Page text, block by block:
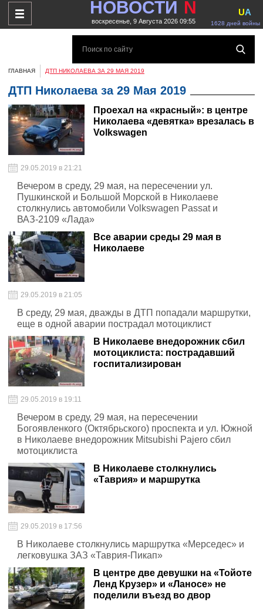
НОВОСТИ N
воскресенье, 9 Августа 2026 09:55 1628 дней войны
UA
ГЛАВНАЯ ДТП НИКОЛАЕВА ЗА 29 МАЯ 2019
ДТП Николаева за 29 Мая 2019
Проехал на «красный»: в центре
Николаева «девятка» врезалась в
Volkswagen
29.05.2019 в 21:21
Вечером в среду, 29 мая, на пересечении ул.
Пушкинской и Большой Морской в Николаеве
столкнулись автомобили Volkswagen Passat и
ВАЗ-2109 «Лада»
Все аварии среды 29 мая в
Николаеве
29.05.2019 в 21:05
В среду, 29 мая, дважды в ДТП попадали маршрутки,
еще в одной аварии пострадал мотоциклист
В Николаеве внедорожник сбил
мотоциклиста: пострадавший
госпитализирован
29.05.2019 в 19:11
Вечером в среду, 29 мая, на пересечении
Богоявленкого (Октябрьского) проспекта и ул. Южной
в Николаеве внедорожник Mitsubishi Pajero сбил
мотоциклиста
В Николаеве столкнулись
«Таврия» и маршрутка
29.05.2019 в 17:56
В Николаеве столкнулись маршрутка «Мерседес» и
легковушка ЗАЗ «Таврия-Пикап»
В центре две девушки на «Тойоте
Ленд Крузер» и «Ланосе» не
поделили въезд во двор